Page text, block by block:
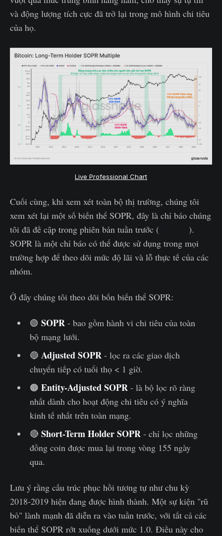
và động lượng tích cực đã trở lại trong mô hình chi tiêu
của họ.
Live Professional Chart
Cuối cùng, khi xem xét toàn bộ thị trường, chúng tôi
xem xét lại một số biến thể SOPR, đây là chỉ báo chúng
tôi đã đề cập trong phiên bản tuần trước (
).
SOPR là một chỉ báo có thể được sử dụng trong mọi
trường hợp để theo dõi mức độ lãi và lỗ thực tế của các
nhóm.
Ở đây chúng tôi theo dõi bốn biến thể SOPR:
🟢 SOPR- bao gồm hành vi chi tiêu của toàn
bộ mạng lưới.
🔵 Adjusted SOPR- lọc ra các giao dịch
chuyển tiếp có tuổi thọ < 1 giờ.
🟠 Entity-Adjusted SOPR- là bộ lọc rõ ràng
nhất dành cho hoạt động chi tiêu có ý nghĩa
kinh tế nhất trên toàn mạng.
🔴 Short-Term Holder SOPR- chỉ lọc những
đồng coin được mua lại trong vòng 155 ngày
qua.
Lưu ý rằng cấu trúc phục hồi tương tự như chu kỳ
2018-2019 hiện đang được hình thành. Một sự kiện "rũ
bỏ" lành mạnh đã diễn ra vào tuần trước, với tất cả các
biến thể SOPR rớt xuống dưới mức 1.0. Điều này cho